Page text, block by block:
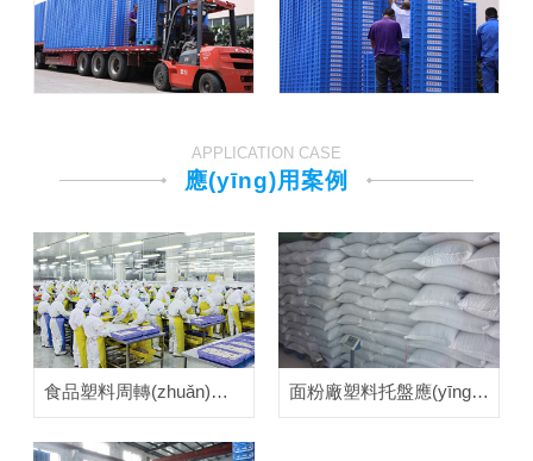
APPLICATION CASE
應(yīng)用案例
食品塑料周轉(zhuǎn)箱應(yīng)用案例 面粉廠塑料托盤應(yīng)用案例